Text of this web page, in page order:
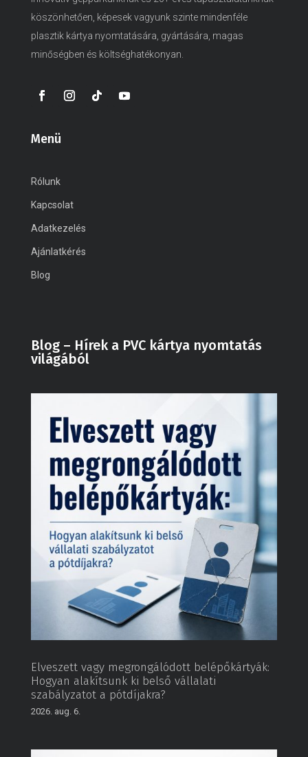
köszönhetően, képesek vagyunk szinte mindenféle
plasztik kártya nyomtatására, gyártására, magas
minőségben és költséghatékonyan.
Menü
Rólunk
Kapcsolat
Adatkezelés
Ajánlatkérés
Blog
Blog – Hírek a PVC kártya nyomtatás
világából
Elveszett vagy megrongálódott belépőkártyák:
Hogyan alakítsunk ki belső vállalati
szabályzatot a pótdíjakra?
2026. aug. 6.